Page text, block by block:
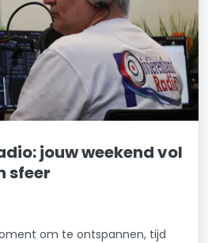
jouw weekend vol
sfeer
om te ontspannen, tijd